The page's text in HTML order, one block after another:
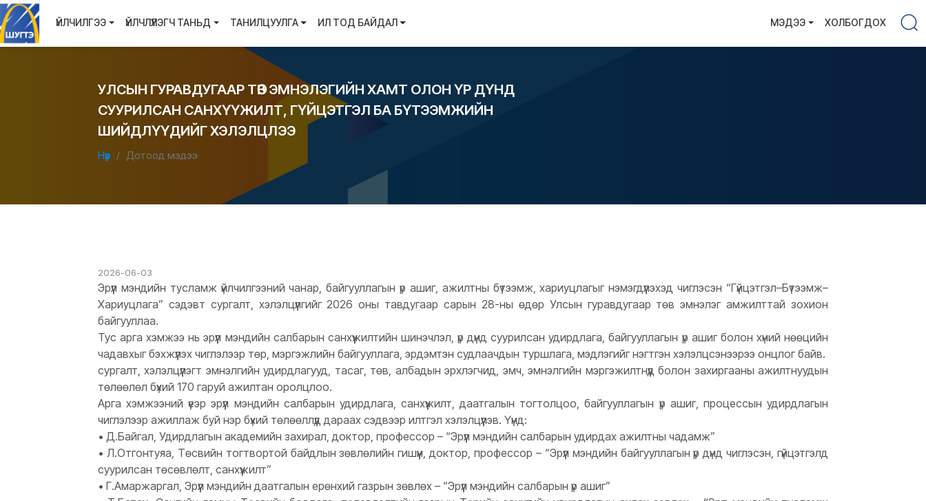
ҮЙЛЧИЛГЭЭ ҮЙЛЧЛҮҮЛЭГЧ ТАНЬД ТАНИЛЦУУЛГА ИЛ ТОД БАЙДАЛ МЭДЭЭ ХОЛБОГДОХ
УЛСЫН ГУРАВДУГААР ТӨВ ЭМНЭЛЭГИЙН ХАМТ ОЛОН ҮР ДҮНД
СУУРИЛСАН САНХҮҮЖИЛТ, ГҮЙЦЭТГЭЛ БА БҮТЭЭМЖИЙН
ШИЙДЛҮҮДИЙГ ХЭЛЭЛЦЛЭЭ
Нүүр Дотоод мэдээ
2026-06-03
Эрүүл мэндийн тусламж үйлчилгээний чанар, байгууллагын үр ашиг, ажилтны бүтээмж, хариуцлагыг нэмэгдүүлэхэд чиглэсэн “Гүйцэтгэл–Бүтээмж–
Хариуцлага” сэдэвт сургалт, хэлэлцүүлгийг 2026 оны тавдугаар сарын 28-ны өдөр Улсын гуравдугаар төв эмнэлэг амжилттай зохион
байгууллаа.
Тус арга хэмжээ нь эрүүл мэндийн салбарын санхүүжилтийн шинэчлэл, үр дүнд суурилсан удирдлага, байгууллагын үр ашиг болон хүний нөөцийн
чадавхыг бэхжүүлэх чиглэлээр төр, мэргэжлийн байгууллага, эрдэмтэн судлаачдын туршлага, мэдлэгийг нэгтгэн хэлэлцсэнээрээ онцлог байв.
сургалт, хэлэлцүүлэгт эмнэлгийн удирдлагууд, тасаг, төв, албадын эрхлэгчид, эмч, эмнэлгийн мэргэжилтнүүд болон захиргааны ажилтнуудын
төлөөлөл бүхий 170 гаруй ажилтан оролцлоо.
Арга хэмжээний үеэр эрүүл мэндийн салбарын удирдлага, санхүүжилт, даатгалын тогтолцоо, байгууллагын үр ашиг, процессын удирдлагын
чиглэлээр ажиллаж буй нэр бүхий төлөөллүүд дараах сэдвээр илтгэл хэлэлцүүлэв. Үүнд:
• Д.Байгал, Удирдлагын академийн захирал, доктор, профессор – “Эрүүл мэндийн салбарын удирдах ажилтны чадамж”
• Л.Отгонтуяа, Төсвийн тогтвортой байдлын зөвлөлийн гишүүн, доктор, профессор – “Эрүүл мэндийн байгууллагын үр дүнд чиглэсэн, гүйцэтгэлд
суурилсан төсөвлөлт, санхүүжилт”
• Г.Амаржаргал, Эрүүл мэндийн даатгалын ерөнхий газрын зөвлөх – “Эрүүл мэндийн салбарын үр ашиг”